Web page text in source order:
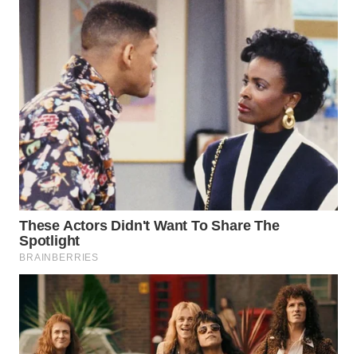
WN
BOGOR
WN
DEPOK
WN
TAPANULI
UTARA
SAMOSIR
WN